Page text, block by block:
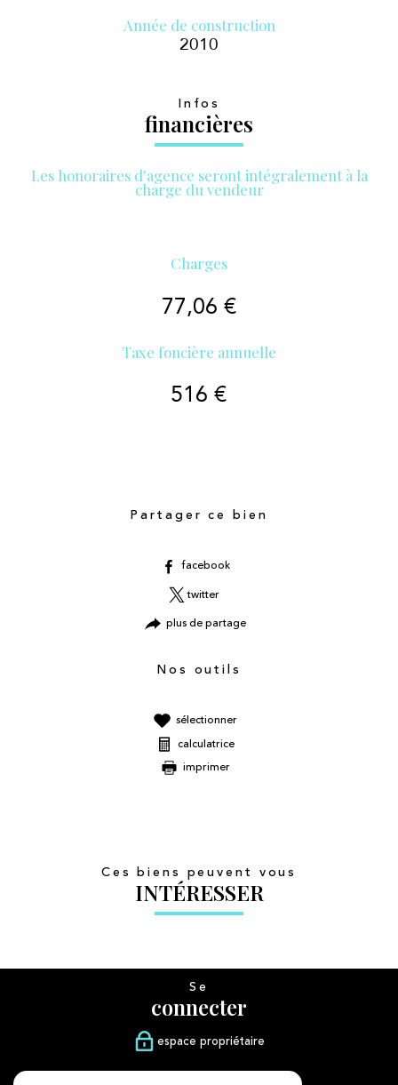
Année de construction
2010
Infos
financières
Les honoraires d'agence seront intégralement à la
charge du vendeur
Charges
77,06 €
Taxe foncière annuelle
516 €
Partager ce bien
facebook
twitter
plus de partage
Nos outils
sélectionner
calculatrice
imprimer
Ces biens peuvent vous
INTÉRESSER
Se
connecter
espace propriétaire